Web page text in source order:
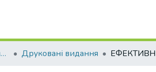
Кафедра інформаційних систем та технологій Друковані видання